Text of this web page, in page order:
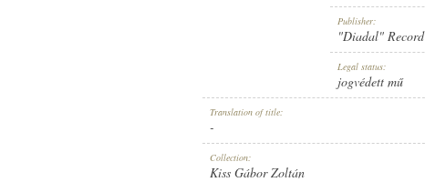
"DIADAL" RECORD
Publisher:
"Diadal" Record
Legal status:
jogvédett mű
Translation of title:
-
Collection:
Kiss Gábor Zoltán